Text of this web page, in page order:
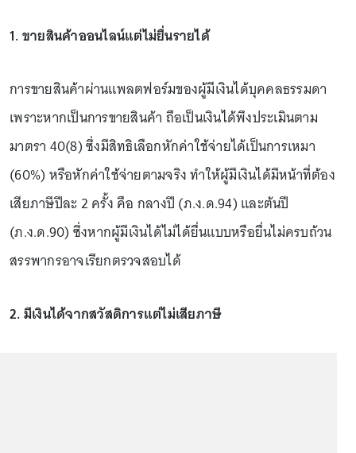
1. ขายสินค้าออนไลน์แต่ไม่ยื่นรายได้
การขายสินค้าผ่านแพลตฟอร์มของผู้มีเงินได้บุคคลธรรมดา
เพราะหากเป็นการขายสินค้า ถือเป็นเงินได้พึงประเมินตาม
มาตรา 40(8) ซึ่งมีสิทธิเลือกหักค่าใช้จ่ายได้เป็นการเหมา
(60%) หรือหักค่าใช้จ่ายตามจริง ทำให้ผู้มีเงินได้มีหน้าที่ต้อง
เสียภาษีปีละ 2 ครั้ง คือ กลางปี (ภ.ง.ด.94) และต้นปี
(ภ.ง.ด.90) ซึ่งหากผู้มีเงินได้ไม่ได้ยื่นแบบหรือยื่นไม่ครบถ้วน
สรรพากรอาจเรียกตรวจสอบได้
2. มีเงินได้จากสวัสดิการแต่ไม่เสียภาษี